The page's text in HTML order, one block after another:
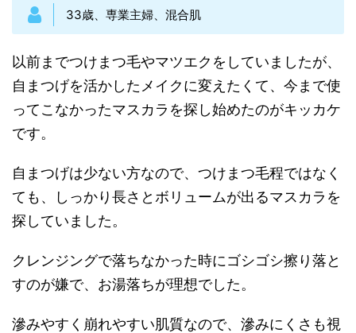
33歳、専業主婦、混合肌
以前までつけまつ毛やマツエクをしていましたが、
自まつげを活かしたメイクに変えたくて、今まで使
ってこなかったマスカラを探し始めたのがキッカケ
です。
自まつげは少ない方なので、つけまつ毛程ではなく
ても、しっかり長さとボリュームが出るマスカラを
探していました。
クレンジングで落ちなかった時にゴシゴシ擦り落と
すのが嫌で、お湯落ちが理想でした。
滲みやすく崩れやすい肌質なので、滲みにくさも視